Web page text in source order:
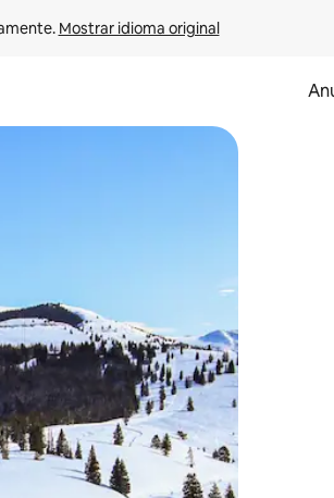
Mostrar idioma original
ou tocando e deslizando o dedo na